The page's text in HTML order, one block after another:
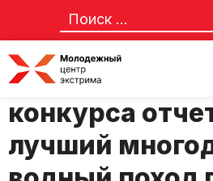
ПРОТОКОЛ
конкурса
лучший